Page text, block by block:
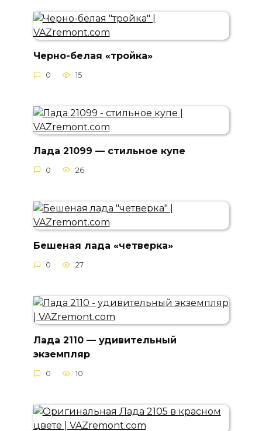
Черно-белая «тройка»
0 15
Лада 21099 — стильное купе
0 26
Бешеная лада «четверка»
0 27
Лада 2110 — удивительный
экземпляр
0 10